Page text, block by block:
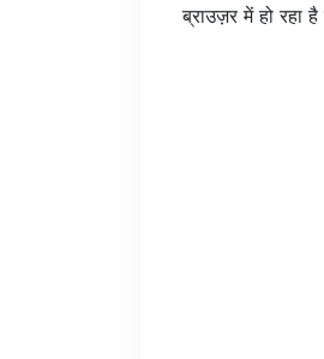
ब्राउज़र में हो रहा